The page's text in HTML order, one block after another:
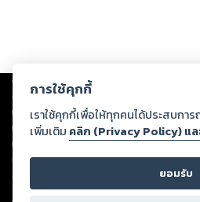
Copyright © 2026
ต่อผลงานหรือเนื้อหาใดที่อัปโหลดผ่านเว็บไซต์
ทรัพย์สินทางปัญญาของบุคคลอื่นหรือขัดต่อก
ทุกท่านโปรดใช้วิจารณญาณในการกลั่นกรอง
หนึ่งส่วนใดขัดต่อกฎหมายและศีลธรรม กรุณา
ดำเนินการในทันที ทั้งนี้ ทางสตอรี่ล็อกขอส
ลิขสิทธิ์ พ.ศ. 2537 (ฉบับล่าสุด)
การใช้คุกกี้
เราใช้คุกกี้เพื่อให้ทุกคนได้ประสบกา
เพิ่มเติม คลิก (Privacy Policy) แ
ยอมรับ